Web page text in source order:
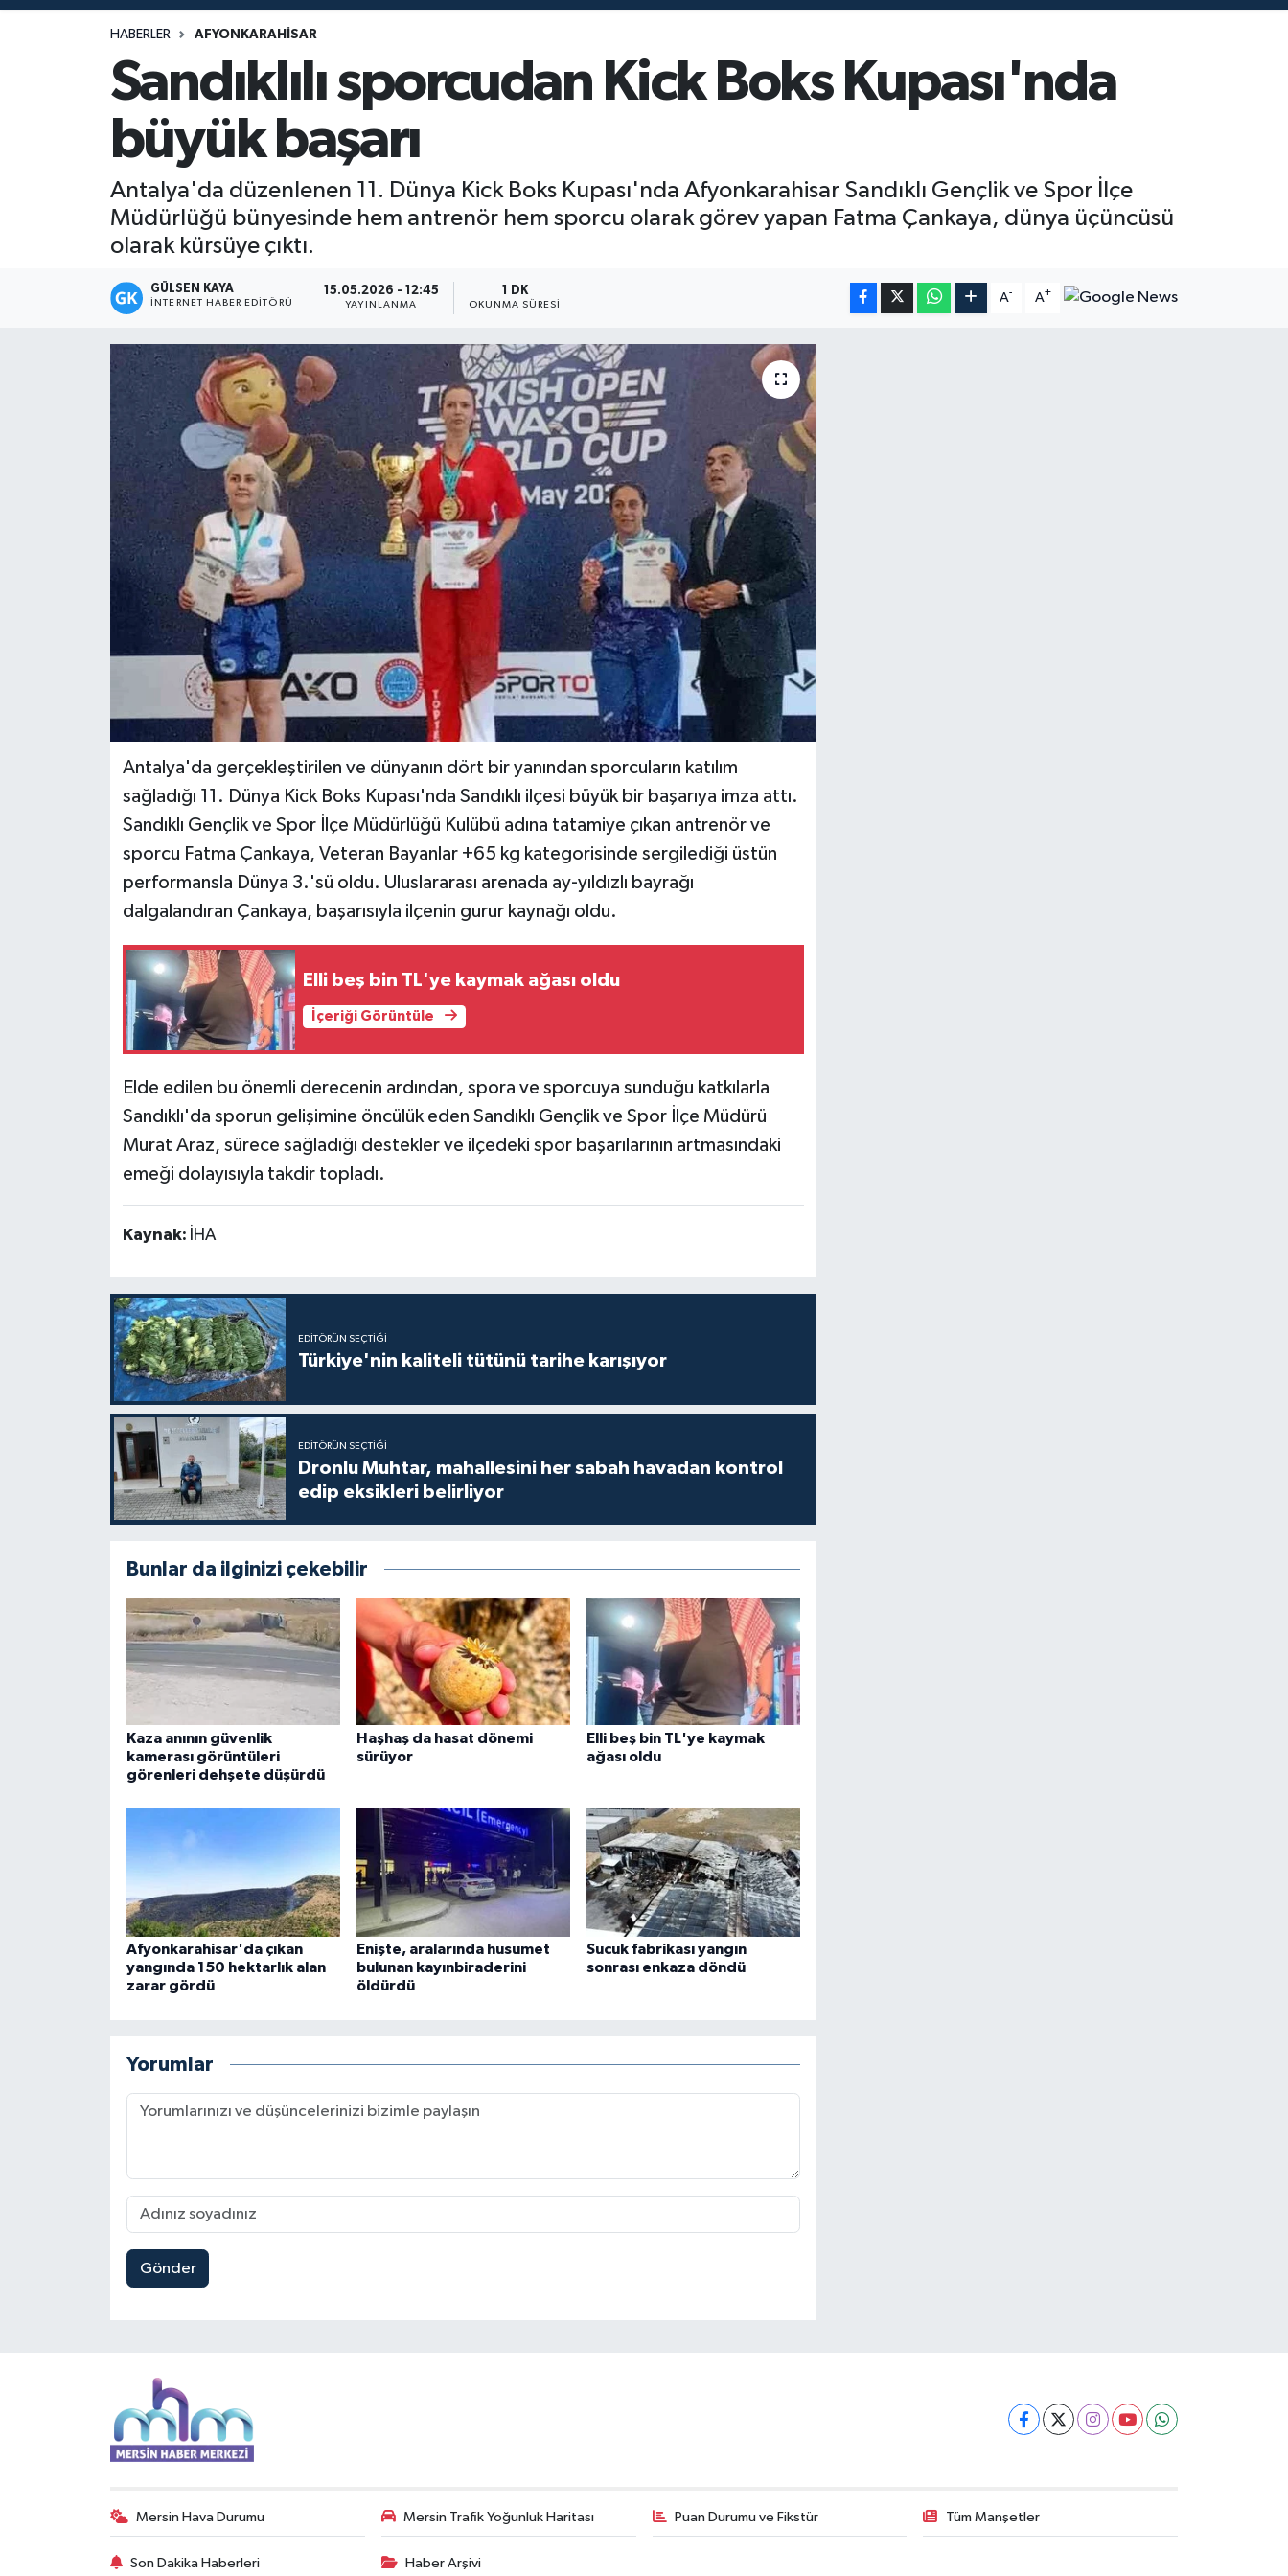
HABERLER AFYONKARAHISAR
Sandıklılı sporcudan Kick Boks Kupası'nda
büyük başarı
Antalya'da düzenlenen 11. Dünya Kick Boks Kupası'nda Afyonkarahisar Sandıklı Gençlik ve Spor İlçe
Müdürlüğü bünyesinde hem antrenör hem sporcu olarak görev yapan Fatma Çankaya, dünya üçüncüsü
olarak kürsüye çıktı.
GÜLSEN KAYA
İNTERNET HABER EDITÖRÜ
15.05.2026 - 12:45
YAYINLANMA
1 DK
OKUNMA SÜRESI
A- A+
Antalya'da gerçekleştirilen ve dünyanın dört bir yanından sporcuların katılım
sağladığı 11. Dünya Kick Boks Kupası'nda Sandıklı ilçesi büyük bir başarıya imza attı.
Sandıklı Gençlik ve Spor İlçe Müdürlüğü Kulübü adına tatamiye çıkan antrenör ve
sporcu Fatma Çankaya, Veteran Bayanlar +65 kg kategorisinde sergilediği üstün
performansla Dünya 3.'sü oldu. Uluslararası arenada ay-yıldızlı bayrağı
dalgalandıran Çankaya, başarısıyla ilçenin gurur kaynağı oldu.
Elli beş bin TL'ye kaymak ağası oldu
İçeriği Görüntüle
Elde edilen bu önemli derecenin ardından, spora ve sporcuya sunduğu katkılarla
Sandıklı'da sporun gelişimine öncülük eden Sandıklı Gençlik ve Spor İlçe Müdürü
Murat Araz, sürece sağladığı destekler ve ilçedeki spor başarılarının artmasındaki
emeği dolayısıyla takdir topladı.
Kaynak: İHA
EDITÖRÜN SEÇTIĞI
Türkiye'nin kaliteli tütünü tarihe karışıyor
EDITÖRÜN SEÇTIĞI
Dronlu Muhtar, mahallesini her sabah havadan kontrol
edip eksikleri belirliyor
Bunlar da ilginizi çekebilir
Kaza anının güvenlik
kamerası görüntüleri
görenleri dehşete düşürdü
Haşhaş da hasat dönemi
sürüyor
Elli beş bin TL'ye kaymak
ağası oldu
Afyonkarahisar'da çıkan
yangında 150 hektarlık alan
zarar gördü
Enişte, aralarında husumet
bulunan kayınbiraderini
öldürdü
Sucuk fabrikası yangın
sonrası enkaza döndü
Yorumlar
Gönder
Mersin Hava Durumu Mersin Trafik Yoğunluk Haritası Puan Durumu ve Fikstür Tüm Manşetler
Son Dakika Haberleri Haber Arşivi
Magazin
Mersin Tarihi
Özel Haber
Politika
Resmi İlan